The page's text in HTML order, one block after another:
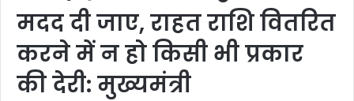
मदद दी जाए, राहत राशि वितरित
करने में न हो किसी भी प्रकार
की देरी: मुख्यमंत्री